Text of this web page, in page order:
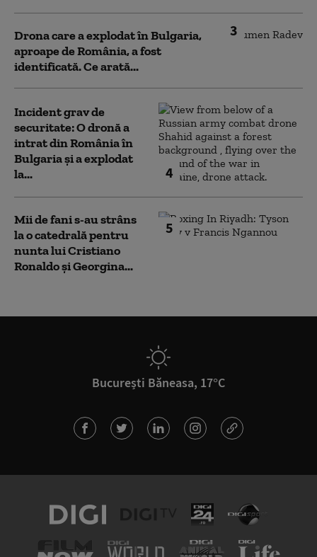
3
Drona care a explodat în Bulgaria,
aproape de România, a fost
identificată. Ce arată...
4
Incident grav de
securitate: O dronă a
intrat din România în
Bulgaria şi a explodat
la...
5
Mii de fani s-au strâns
la o catedrală pentru
nunta lui Cristiano
Ronaldo şi Georgina...
București Băneasa, 17°C